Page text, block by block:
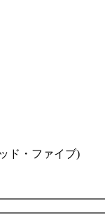
ド・ファイブ)